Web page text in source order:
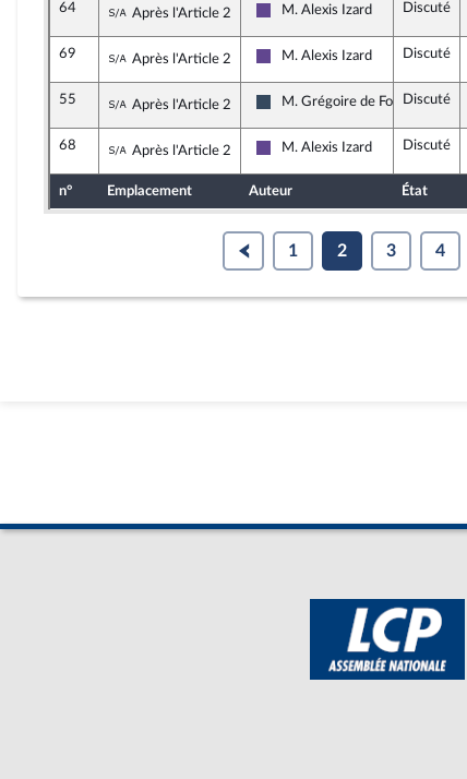
64 Sous-amendement de l'amendement n°8
Après l'Article 2 Renaissance
M. Alexis Izard Discuté
69 Sous-amendement de l'amendement n°8
Après l'Article 2 Renaissance
M. Alexis Izard Discuté
55 Sous-amendement de l'amendement n°8
Après l'Article 2 Rassemblement National
M. Grégoire de FournasDiscuté
68 Sous-amendement de l'amendement n°8
Après l'Article 2 Renaissance
M. Alexis Izard Discuté
n° Emplacement Auteur État
1 2 3 4